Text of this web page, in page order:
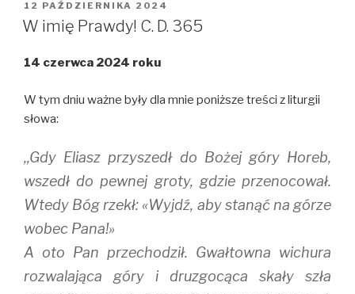
t
t
e
O
n
s
i
n
w
w
i
n
o
)
e
b
o
(
e
n
e
w
w
i
d
w
b
l
r
p
s
i
w
i
n
d
o
w
OPUBLIKOWANE
W
12 PAŹDZIERNIKA 2024
W imię Prawdy! C. D. 365
14 czerwca 2024 roku
W tym dniu ważne były dla mnie poniższe treści z liturgii
słowa:
,,Gdy Eliasz przyszedł do Bożej góry Horeb,
wszedł do pewnej groty, gdzie przenocował.
Wtedy Bóg rzekł: «Wyjdź, aby stanąć na górze
wobec Pana!»
A oto Pan przechodził. Gwałtowna wichura
rozwalająca góry i druzgocąca skały szła